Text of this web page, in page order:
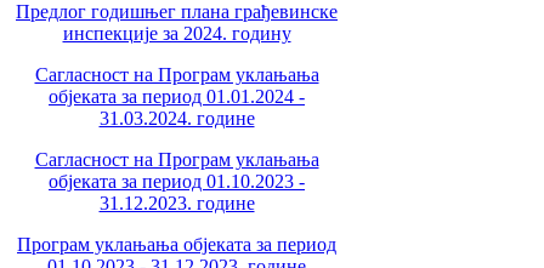
Предлог годишњег плана грађевинске
инспекције за 2024. годину
Сагласност на Програм уклањања
објеката за период 01.01.2024 -
31.03.2024. године
Сагласност на Програм уклањања
објеката за период 01.10.2023 -
31.12.2023. године
Програм уклањања објеката за период